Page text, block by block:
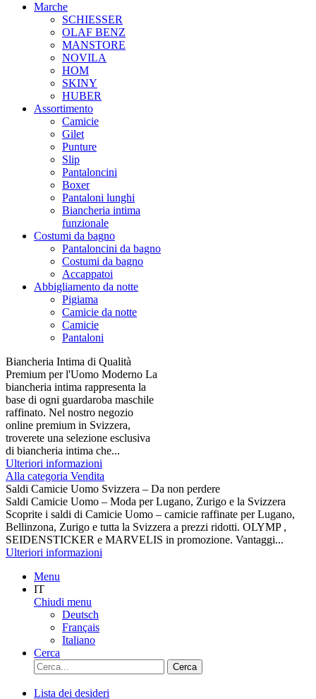
Marche
SCHIESSER
OLAF BENZ
MANSTORE
NOVILA
HOM
SKINY
HUBER
Assortimento
Camicie
Gilet
Punture
Slip
Pantaloncini
Boxer
Pantaloni lunghi
Biancheria intima
funzionale
Costumi da bagno
Pantaloncini da bagno
Costumi da bagno
Accappatoi
Abbigliamento da notte
Pigiama
Camicie da notte
Camicie
Pantaloni
Biancheria Intima di Qualità
Premium per l'Uomo Moderno La
biancheria intima rappresenta la
base di ogni guardaroba maschile
raffinato. Nel nostro negozio
online premium in Svizzera,
troverete una selezione esclusiva
di biancheria intima che...
Ulteriori informazioni
Alla categoria Vendita
Saldi Camicie Uomo Svizzera – Da non perdere
Saldi Camicie Uomo – Moda per Lugano, Zurigo e la Svizzera
Scoprite i saldi di Camicie Uomo – camicie raffinate per Lugano,
Bellinzona, Zurigo e tutta la Svizzera a prezzi ridotti. OLYMP ,
SEIDENSTICKER e MARVELIS in promozione. Vantaggi...
Ulteriori informazioni
Menu
IT
Chiudi menu
Deutsch
Français
Italiano
Cerca
Cerca
Lista dei desideri